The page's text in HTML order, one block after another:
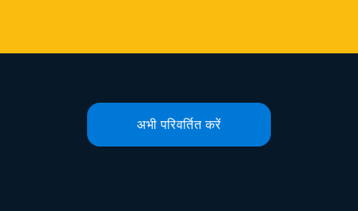
अभी परिवर्तित करें